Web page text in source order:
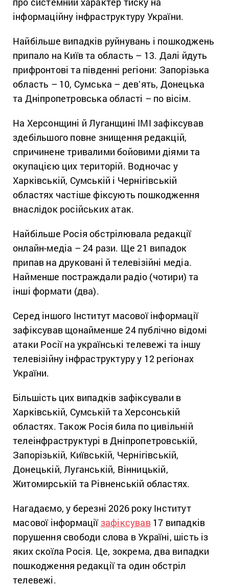
інформаційну інфраструктуру України.
Найбільше випадків руйнувань і пошкоджень
припало на Київ та область – 13. Далі йдуть
прифронтові та південні регіони: Запорізька
область – 10, Сумська – девʼять, Донецька
та Дніпропетровська області – по вісім.
На Херсонщині й Луганщині ІМІ зафіксував
здебільшого повне знищення редакцій,
спричинене тривалими бойовими діями та
окупацією цих територій. Водночас у
Харківській, Сумській і Чернігівській
областях частіше фіксують пошкодження
внаслідок російських атак.
Найбільше Росія обстрілювала редакції
онлайн-медіа – 24 рази. Ще 21 випадок
припав на друковані й телевізійні медіа.
Найменше постраждали радіо (чотири) та
інші формати (два).
Серед іншого Інститут масової інформації
зафіксував щонайменше 24 публічно відомі
атаки Росії на українські телевежі та іншу
телевізійну інфраструктуру у 12 регіонах
України.
Більшість цих випадків зафіксували в
Харківській, Сумській та Херсонській
областях. Також Росія била по цивільній
телеінфраструктурі в Дніпропетровській,
Запорізькій, Київській, Чернігівській,
Донецькій, Луганській, Вінницькій,
Житомирській та Рівненській областях.
Нагадаємо, у березні 2026 року Інститут
масової інформаціїзафіксував17 випадків
порушення свободи слова в Україні, шість із
яких скоїла Росія. Це, зокрема, два випадки
пошкодження редакції та один обстріл
телевежі.